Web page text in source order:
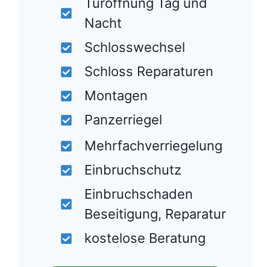
Ob defektes Schloss oder Unachtsamkeit.
Auf unsere Fixpreise können Sie
verlassen. Wir freuen uns auf Ihren
Auftrag!
Türöffnung Tag und
Schlosswechsel
Schloss Reparaturen
Montagen
Panzerriegel
Mehrfachverriegelung